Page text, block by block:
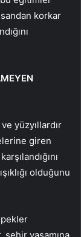
korkar
yüzyıllardır
giren
olduğunu